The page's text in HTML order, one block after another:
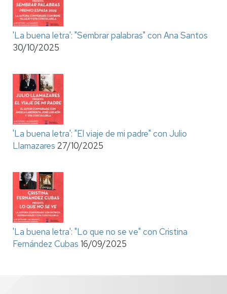
'La buena letra': "Sembrar palabras" con Ana Santos
30/10/2025
'La buena letra': "El viaje de mi padre" con Julio
Llamazares 27/10/2025
'La buena letra': "Lo que no se ve" con Cristina
Fernández Cubas 16/09/2025